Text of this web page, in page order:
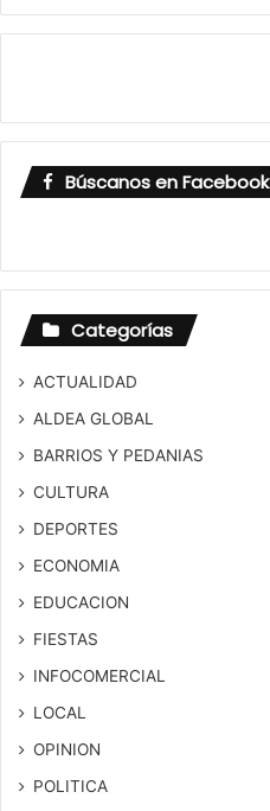
Búscanos en Facebook
Categorías
ACTUALIDAD
ALDEA GLOBAL
BARRIOS Y PEDANIAS
CULTURA
DEPORTES
ECONOMIA
EDUCACION
FIESTAS
INFOCOMERCIAL
LOCAL
OPINION
POLITICA